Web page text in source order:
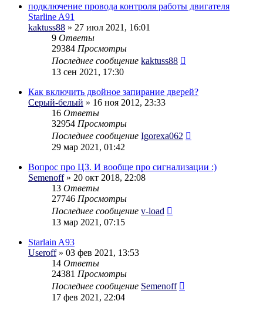
подключение провода контроля работы двигателя
Starline A91
kaktuss88 » 27 июл 2021, 16:01
9 Ответы
29384 Просмотры
Последнее сообщение kaktuss88
13 сен 2021, 17:30
Как включить двойное запирание дверей?
Серый-белый » 16 ноя 2012, 23:33
16 Ответы
32954 Просмотры
Последнее сообщение Igorexa062
29 мар 2021, 01:42
Вопрос про ЦЗ. И вообще про сигнализации :)
Semenoff» 20 окт 2018, 22:08
13 Ответы
27746 Просмотры
Последнее сообщение v-load
13 мар 2021, 07:15
Starlain A93
Useroff» 03 фев 2021, 13:53
14 Ответы
24381 Просмотры
Последнее сообщение Semenoff
17 фев 2021, 22:04